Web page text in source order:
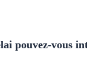
pouvez-vous